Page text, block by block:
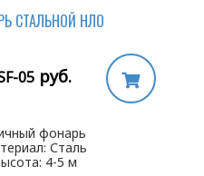
СТАЛЬНОЙ НЛО
05руб.
фонарь
Сталь
4-5 м